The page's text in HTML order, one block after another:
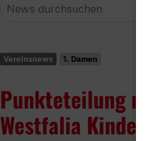
Vereinsnews 1. Damen
Punkteteilung
Westfalia